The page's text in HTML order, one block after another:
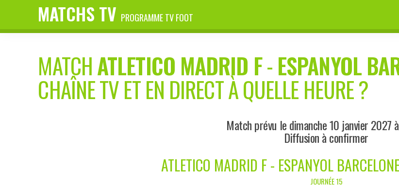
MATCHS TV PROGRAMME TV FOOT
MATCHATLETICO MADRID F-ESPANYOL
CHAÎNE TV ET EN DIRECT À QUELLE HEURE ?
Match prévu le dimanche 10 janvier 2027
Diffusion à confirmer
ATLETICO MADRID F - ESPANYOL
JOURNÉE 15